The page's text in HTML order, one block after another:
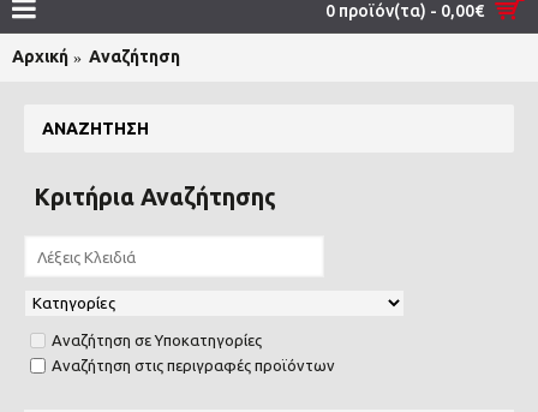
0 προϊόν(τα) - 0,00€
Αρχική Αναζήτηση
ΑΝΑΖΉΤΗΣΗ
Κριτήρια Αναζήτησης
Αναζήτηση σε Υποκατηγορίες
Αναζήτηση στις περιγραφές προϊόντων